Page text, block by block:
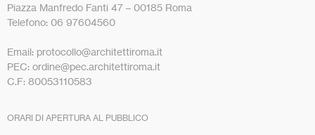
Piazza Manfredo Fanti 47 – 00185 Roma
Telefono: 06 97604560
Email: protocollo@architettiroma.it
PEC: ordine@pec.architettiroma.it
C.F: 80053110583
ORARI DI APERTURA AL PUBBLICO